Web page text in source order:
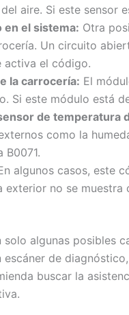
aire. Si este
el sistema: Otra
Un circuito
activa el código.
la carrocería: El
Si este módulo está
de temperatura
como la
algunos casos, este
exterior no se
algunas posibles
escáner de
buscar la